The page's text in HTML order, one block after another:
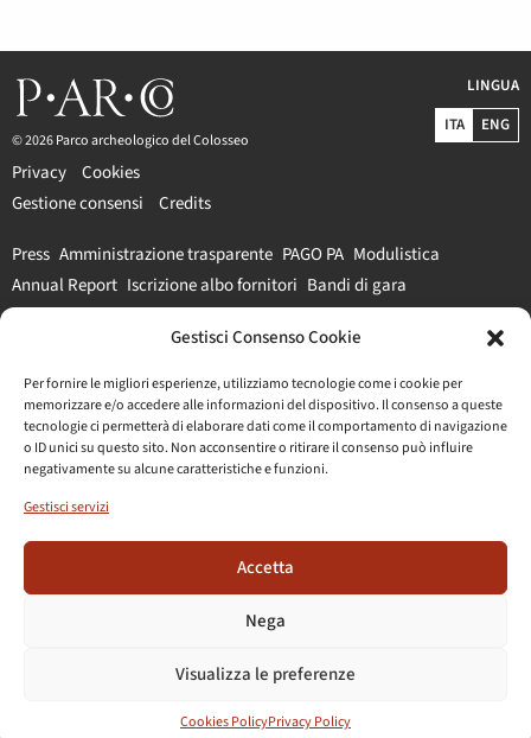
Gestisci Consenso Cookie
Per fornire le migliori esperienze, utilizziamo tecnologie come i cookie per
memorizzare e/o accedere alle informazioni del dispositivo. Il consenso a queste
tecnologie ci permetterà di elaborare dati come il comportamento di navigazione
o ID unici su questo sito. Non acconsentire o ritirare il consenso può influire
negativamente su alcune caratteristiche e funzioni.
Gestisci servizi
Accetta
Nega
Visualizza le preferenze
Cookies PolicyPrivacy Policy
© 2026 Parco archeologico del Colosseo
Privacy
Cookies
Gestione consensi
Credits
LINGUA
ITA
ENG
Press Amministrazione trasparente PAGO PA Modulistica
Annual Report Iscrizione albo fornitori Bandi di gara